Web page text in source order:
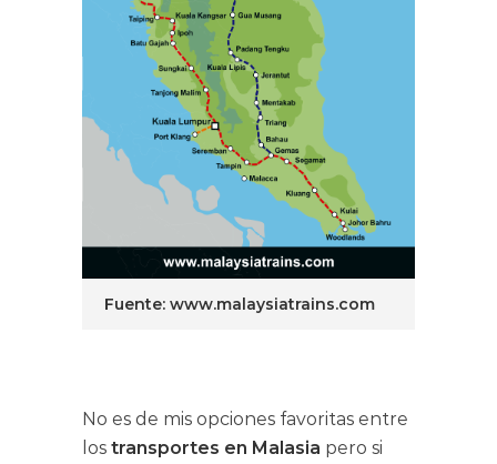
Fuente: www.malaysiatrains.com
No es de mis opciones favoritas entre
los transportes en Malasia pero si